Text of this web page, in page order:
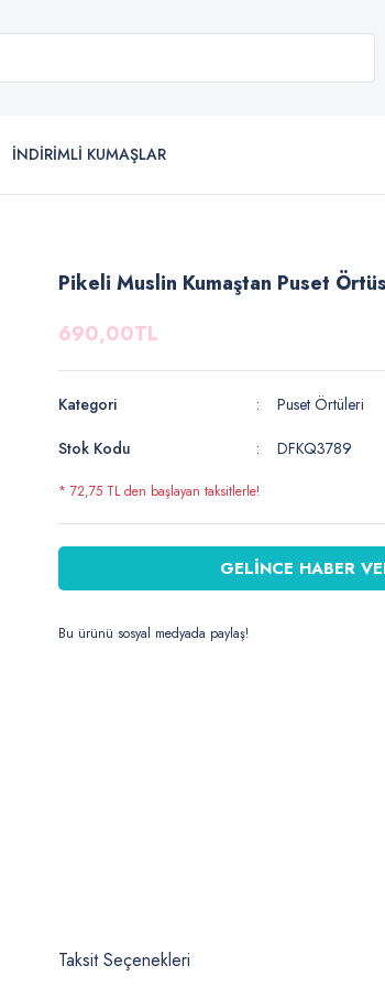
İNDİRİMLİ KUMAŞLAR
Pikeli Muslin Kumaştan Puset
690,00TL
Kategori
Puset Örtüleri
Stok Kodu
DFKQ3789
* 72,75 TL den başlayan taksitlerle!
GELİNCE HABER
Bu ürünü sosyal medyada paylaş!
Taksit Seçenekleri